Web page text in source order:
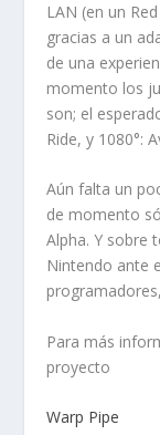
LAN (en un
gracias a un
de una
momento los
son; el
Ride, y 1080°:
Aún falta un
de momento
Alpha. Y sobre
Nintendo ante
Para más
proyecto
Warp Pipe